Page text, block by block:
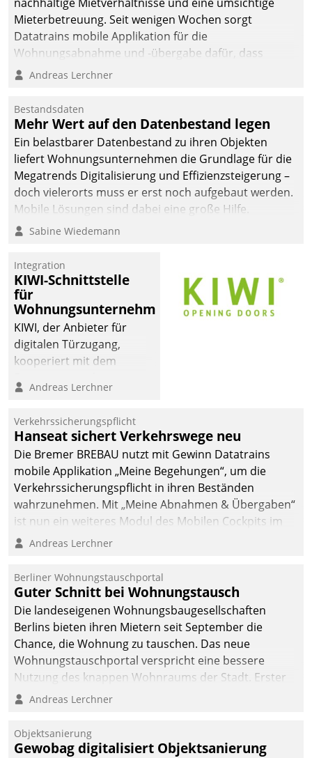
Mieterbetreuung. Seit wenigen Wochen sorgt
Datatrains mobile Applikation für die
Wohnungsabnahme und -übergabe dafür, dass
Mieter wohlgeordnet kommen und, so es sein muss,
Andreas Lerchner
Bestandsdaten
Mehr Wert auf den Datenbestand legen
Ein belastbarer Datenbestand zu ihren Objekten
liefert Wohnungsunternehmen die Grundlage für die
Megatrends Digitalisierung und Effizienzsteigerung –
doch vielerorts muss er erst noch aufgebaut werden.
Mobile Lösungen sind dabei eine große Hilfe.
Sabine Wiedemann
Integration
KIWI-Schnittstelle
für
Wohnungsunternehmen
KIWI, der Anbieter für
digitalen Türzugang,
kooperiert mit dem
Softwareentwicklungshaus
Andreas Lerchner
Verkehrssicherungspflicht
Hanseat sichert Verkehrswege neu
Die Bremer BREBAU nutzt mit Gewinn Datatrains
mobile Applikation „Meine Begehungen“, um die
Verkehrssicherungspflicht in ihren Beständen
wahrzunehmen. Mit „Meine Abnahmen & Übergaben“
ist nun ein weiteres Modul des Mobilen Cockpits im
Einsatz.
Andreas Lerchner
Berliner Wohnungstauschportal
Guter Schnitt bei Wohnungstausch
Die landeseigenen Wohnungsbaugesellschaften
Berlins bieten ihren Mietern seit September die
Chance, die Wohnung zu tauschen. Das neue
Wohnungstauschportal verspricht eine bessere
Nutzung des knappen Wohnraums der Stadt. Erster
Anwendungsfall für Datatrains Lösung API-Hub mit
Unternehmen.
Andreas Lerchner
Objektsanierung
Gewobag digitalisiert Objektsanierung